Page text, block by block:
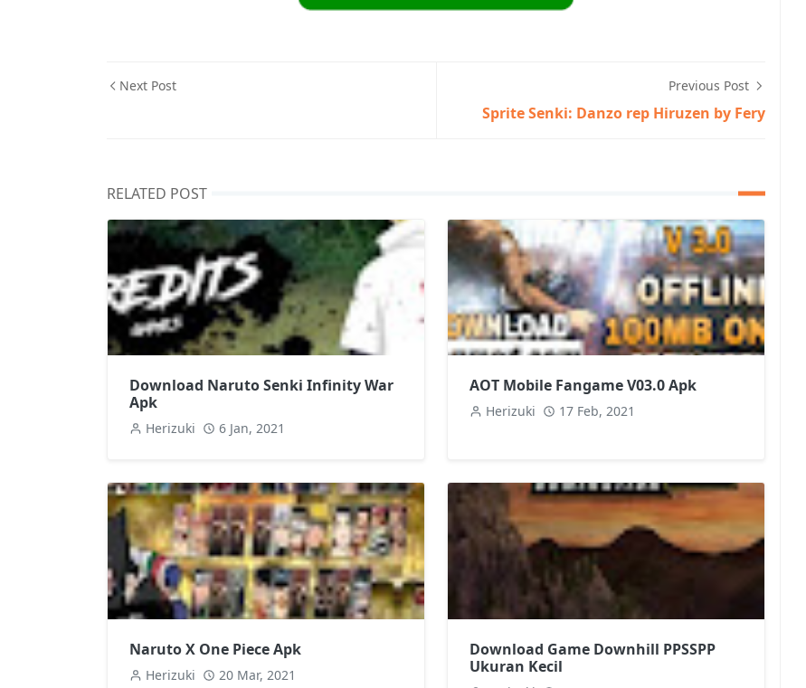
Next Post Previous Post
Sprite Senki: Danzo rep Hiruzen by Fery
RELATED POST
Download Naruto Senki Infinity War
Apk
Herizuki 6 Jan, 2021
AOT Mobile Fangame V03.0 Apk
Herizuki 17 Feb, 2021
Naruto X One Piece Apk
Herizuki 20 Mar, 2021
Download Game Downhill PPSSPP
Ukuran Kecil